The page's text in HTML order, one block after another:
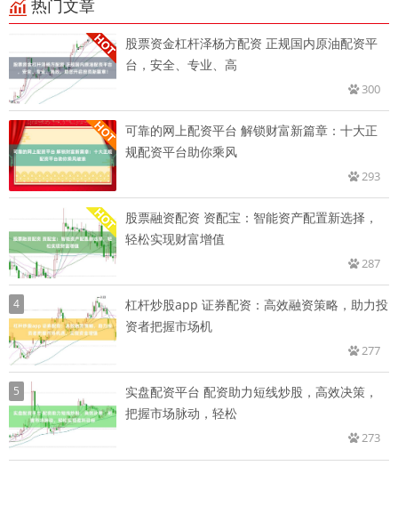
热门文章
股票资金杠杆泽杨方配资 正规国内原油配资平
台，安全、专业、高
300
可靠的网上配资平台 解锁财富新篇章：十大正
规配资平台助你乘风
293
股票融资配资 资配宝：智能资产配置新选择，
轻松实现财富增值
287
4
杠杆炒股app 证券配资：高效融资策略，助力投
资者把握市场机
277
5
实盘配资平台 配资助力短线炒股，高效决策，
把握市场脉动，轻松
273